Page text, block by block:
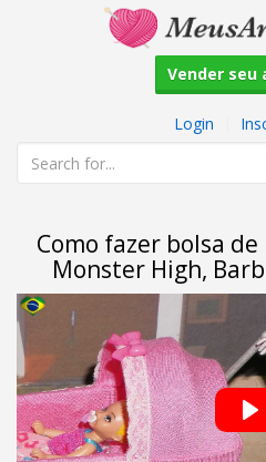
Vender seu
Login
Como fazer bolsa
Monster High,